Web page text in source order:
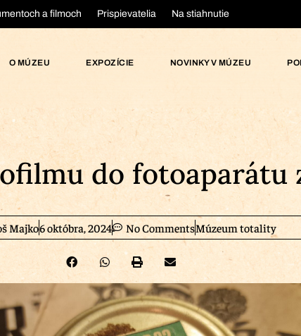
a filmoch Prispievatelia Na stiahnutie
O MÚZEU EXPOZÍCIE NOVINKY V MÚZEU
do fotoaparátu
Majko6 októbra, 2024 No CommentsMúzeum totality